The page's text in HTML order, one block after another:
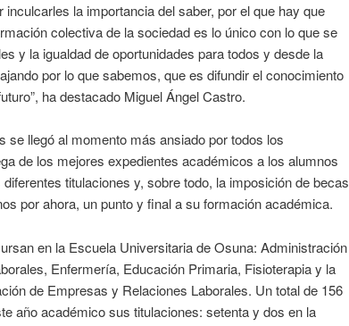
la importancia del saber, por el que hay que
colectiva de la sociedad es lo único con lo que se
y la igualdad de oportunidades para todos y desde la
por lo que sabemos, que es difundir el conocimiento
ha destacado Miguel Ángel Castro.
se llegó al momento más ansiado por todos los
de los mejores expedientes académicos a los alumnos
titulaciones y, sobre todo, la imposición de becas
por ahora, un punto y final a su formación académica.
en la Escuela Universitaria de Osuna: Administración
Enfermería, Educación Primaria, Fisioterapia y la
de Empresas y Relaciones Laborales. Un total de 156
año académico sus titulaciones: setenta y dos en la